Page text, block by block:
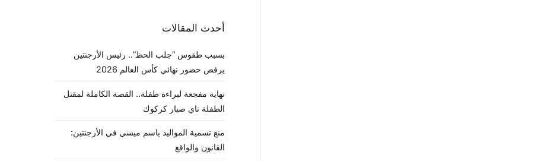
أحدث المقالات
بسبب طقوس “جلب الحظ”.. رئيس الأرجنتين
يرفض حضور نهائي كأس العالم 2026
نهاية مفجعة لبراءة طفلة.. القصة الكاملة لمقتل
الطفلة ناي صبار كركوك
منع تسمية المواليد باسم ميسي في الأرجنتين:
القانون والواقع